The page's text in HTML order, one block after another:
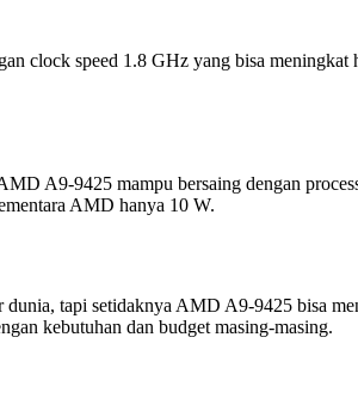
clock speed 1.8 GHz yang bisa
A9-9425 mampu bersaing dengan
AMD hanya 10 W.
tapi setidaknya AMD A9-9425 bisa
kebutuhan dan budget masing-masing.